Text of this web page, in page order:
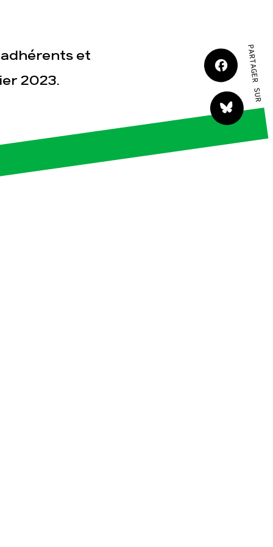
et
2023.
PARTAGER SUR